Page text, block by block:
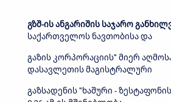
გზშ-ის ანგარიშის საჯარო
საქართველოს ნავთობისა და
გაზის კორპორაციის" მიერ
დასავლეთის მაგისტრალური
გაზსადენის "ხაშური -